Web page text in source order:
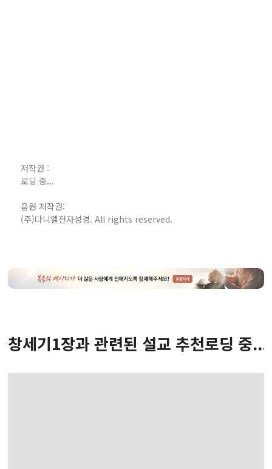
저작권 :
로딩 중...
음원 저작권:
(주)다니엘전자성경. All rights reserved.
창세기1장과 관련된 설교 추천로딩 중...